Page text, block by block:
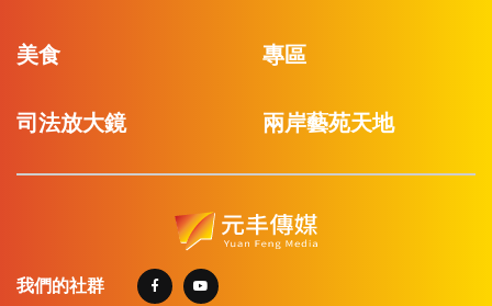
美食 專區
司法放大鏡 兩岸藝苑天地
我們的社群